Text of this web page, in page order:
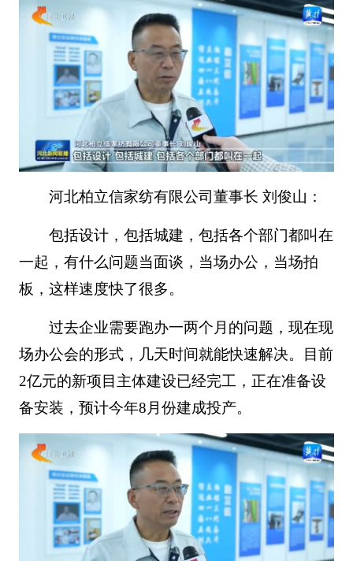
河北柏立信家纺有限公司董事长 刘俊山：
包括设计，包括城建，包括各个部门都叫在
一起，有什么问题当面谈，当场办公，当场拍
板，这样速度快了很多。
过去企业需要跑办一两个月的问题，现在现
场办公会的形式，几天时间就能快速解决。目前
2亿元的新项目主体建设已经完工，正在准备设
备安装，预计今年8月份建成投产。